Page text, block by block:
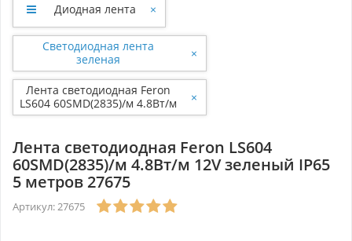
Диодная лента ×
Светодиодная лента
зеленая
×
Лента светодиодная Feron
LS604 60SMD(2835)/м 4.8Вт/м
12V зеленый IP65 5 метров
×
Лента светодиодная Feron LS604
60SMD(2835)/м 4.8Вт/м 12V зеленый IP65
5 метров 27675
Артикул: 27675